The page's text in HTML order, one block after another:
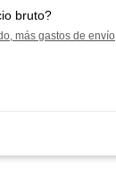
bruto?
más gastos de envío